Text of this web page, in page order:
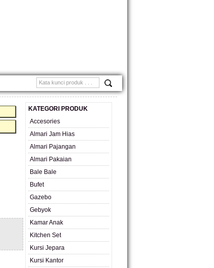
KATEGORI PRODUK
Accesories
Almari Jam Hias
Almari Pajangan
Almari Pakaian
Bale Bale
Bufet
Gazebo
Gebyok
Kamar Anak
Kitchen Set
Kursi Jepara
Kursi Kantor